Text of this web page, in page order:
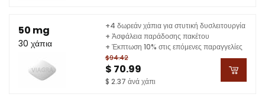
50 mg
30 χάπια
$94.42
$ 70.99
$ 2.37 ἀνά χάπι
+4 δωρεάν χάπια για στυτική δυσλειτουργία
+ Ἀσφάλεια παράδοσης πακέτου
+ Έκπτωση 10% στις επόμενες παραγγελίες